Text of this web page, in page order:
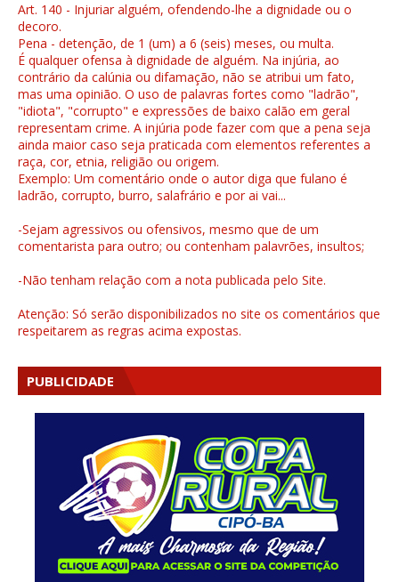
Art. 140 - Injuriar alguém, ofendendo-lhe a dignidade ou o
decoro.
Pena - detenção, de 1 (um) a 6 (seis) meses, ou multa.
É qualquer ofensa à dignidade de alguém. Na injúria, ao
contrário da calúnia ou difamação, não se atribui um fato,
mas uma opinião. O uso de palavras fortes como "ladrão",
"idiota", "corrupto" e expressões de baixo calão em geral
representam crime. A injúria pode fazer com que a pena seja
ainda maior caso seja praticada com elementos referentes a
raça, cor, etnia, religião ou origem.
Exemplo: Um comentário onde o autor diga que fulano é
ladrão, corrupto, burro, salafrário e por ai vai...
-Sejam agressivos ou ofensivos, mesmo que de um
comentarista para outro; ou contenham palavrões, insultos;
-Não tenham relação com a nota publicada pelo Site.
Atenção: Só serão disponibilizados no site os comentários que
respeitarem as regras acima expostas.
PUBLICIDADE